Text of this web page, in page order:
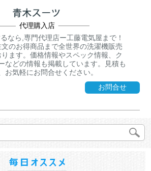
代理購入店
なら,専門代理店ー工藤電気屋まで！
のお得商品まで全世界の洗濯機販売
ます。価格情報やスペック情報、ク
などの情報も掲載しています。見積も
お気軽にお問合せください。
お問合せ